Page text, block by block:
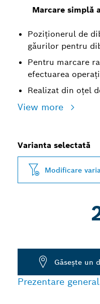
Marcare simplă
Poziționerul de
găurilor pentru
Pentru marcare
efectuarea
Realizat din oțel
View more
Varianta selectată
Modificare
Găseşte un
Prezentare